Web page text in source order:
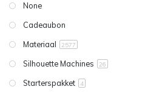
None
Cadeaubon
Materiaal
2577
Silhouette Machines 26
Starterspakket 4